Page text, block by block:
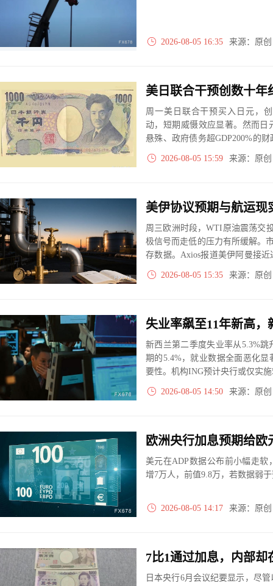
2026-08-05 16:35 来源：原
周一美日联合干预买入日元，
动，短期威慑效应显著。然而日
悬殊、政府债务超GDP200%的
弱性。联合干预最多争取时间
能面临新的抛压。
2026-08-05 15:59 来源：原
周三欧洲时段，WTI原油震荡交
极信号而走低的压力有所缓解。
存数据。Axios报道美伊阿曼接
油价下有支撑上有压制。
2026-08-05 15:35 来源：原
失业率飙至11年新高
新西兰第二季度失业率从5.3%跳
期的5.4%，就业数据全面恶化
要性。机构ING预计央行或仅实
2026-08-05 14:50 来源：原
美元在ADP数据公布前小幅走软
增7万人，前值9.8万，若数据弱
2026-08-05 14:17 来源：原
日本央行6月会议纪要显示，尽